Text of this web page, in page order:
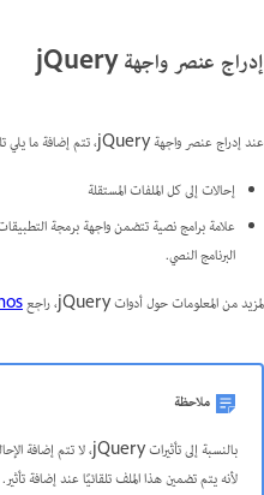
إدراج عنصر واجهة jQuery
عند إدراج عنصر واجهة jQuery، تتم إضافة ما يلي تلقائيًا إلى التعليمات البرمجية:
إحالات إلى كل الملفات المستقلة
علامة برامج نصية تتضمن واجهة برمجة
البرنامج النصي.
لمزيد من المعلومات حول أدوات jQuery، راجع
ملاحظة
لأنه يتم تضمين هذا الملف تلقائيًا عند إضافة تأثير.